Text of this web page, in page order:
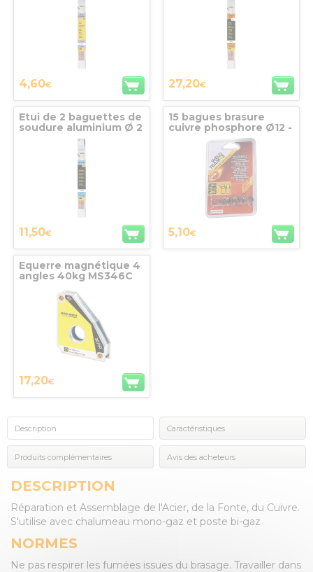
4,60€ 27,20€
Etui de 2 baguettes de
soudure aluminium Ø 2
11,50€
15 bagues brasure
cuivre phosphore Ø12 -
WELDTEAM
5,10€
Equerre magnétique 4
angles 40kg MS346C
17,20€
Description Caractéristiques
Produits complémentaires Avis des acheteurs
DESCRIPTION
Réparation et Assemblage de l'Acier, de la Fonte, du Cuivre.
S'utilise avec chalumeau mono-gaz et poste bi-gaz
NORMES
Ne pas respirer les fumées issues du brasage. Travailler dans